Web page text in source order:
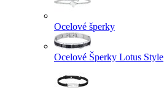
Ocelové šperky
Ocelové Šperky Lotus Style